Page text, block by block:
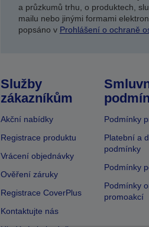
a průzkumů trhu, o produktech,
mailu nebo jinými formami
popsáno v Prohlášení o ochraně
Služby
zákazníkům
Akční nabídky
Registrace produktu
Vrácení objednávky
Ověření záruky
Registrace CoverPlus
Kontaktujte nás
Podmínky
Platební a
podmínky
Podmínky
Podmínky
promoakcí